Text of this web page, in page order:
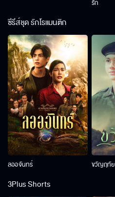
รัก
ซีรีส์ชุด รักโรแมนติก
ลออจันทร์ ขวัญฤทัย
3Plus Shorts